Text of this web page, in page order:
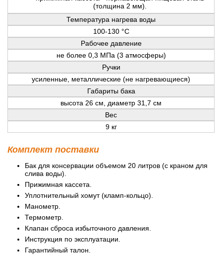
(толщина 2 мм).
Температура нагрева воды
100-130 °С
Рабочее давление
не более 0,3 МПа (3 атмосферы)
Ручки
усиленные, металлические (не нагревающиеся)
Габариты бака
высота 26 см, диаметр 31,7 см
Вес
9 кг
Комплект поставки
Бак для консервации объемом 20 литров (с краном для
слива воды).
Прижимная кассета.
Уплотнительный хомут (кламп-кольцо).
Манометр.
Термометр.
Клапан сброса избыточного давления.
Инструкция по эксплуатации.
Гарантийный талон.